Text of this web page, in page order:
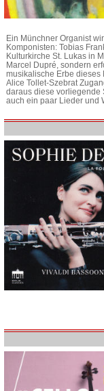
Ein Münchner Organist
Komponisten: Tobias
Kulturkirche St. Lukas in
Marcel Dupré, sondern
musikalische Erbe dieses
Alice Tollet-Szebrat
daraus diese vorliegende
auch ein paar Lieder und